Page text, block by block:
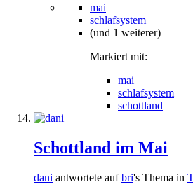
mai
schlafsystem
(und 1 weiterer)
Markiert mit:
mai
schlafsystem
schottland
Schottland im Mai
dani antwortete aufbri's Thema in